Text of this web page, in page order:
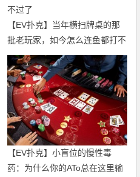
【EV扑克】当年横扫牌桌的那
批老玩家，如今怎么连鱼都打不
过了
【EV扑克】小盲位的慢性毒
药：为什么你的ATo总在这里输